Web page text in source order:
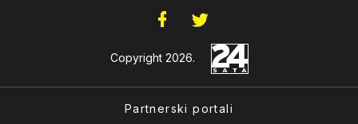
Copyright 2026.
Partnerski portali